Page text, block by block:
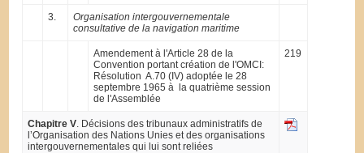
3.
Organisation intergouvernementale
consultative de la navigation maritime
Amendement à l'Article 28 de la
Convention portant création de l'OMCI:
Résolution A.70 (IV) adoptée le 28
septembre 1965 à la quatrième session
de l'Assemblée
219
Chapitre V . Décisions des tribunaux administratifs de
l’Organisation des Nations Unies et des organisations
intergouvernementales qui lui sont reliées